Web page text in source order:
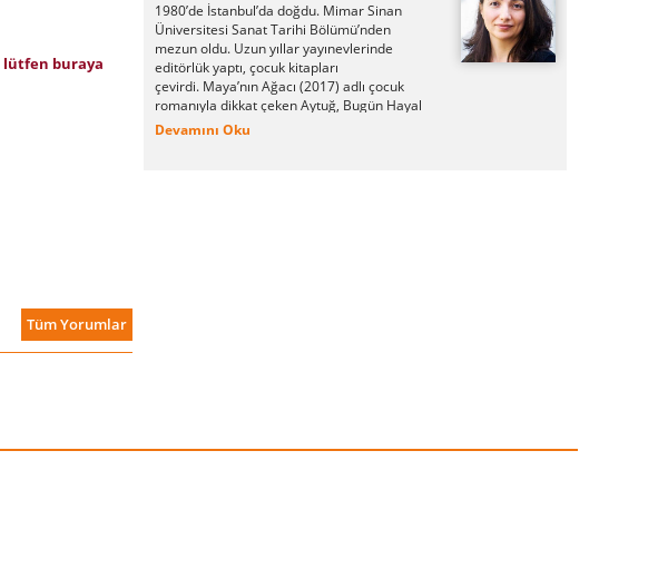
lütfen buraya
Tüm Yorumlar
1980’de İstanbul’da doğdu. Mimar Sinan
Üniversitesi Sanat Tarihi Bölümü’nden
mezun oldu. Uzun yıllar yayınevlerinde
editörlük yaptı, çocuk kitapları
çevirdi. Maya’nın Ağacı (2017) adlı çocuk
romanıyla dikkat çeken Aytuğ, Bugün Hayal
Kuracaktım (2018) ve Bugün Çok Sıkıldım
Devamını Oku